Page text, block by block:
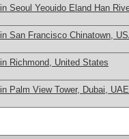
Seoul Yeouido Eland Han
San Francisco Chinatown,
Richmond, United States
Palm View Tower, Dubai, UAE